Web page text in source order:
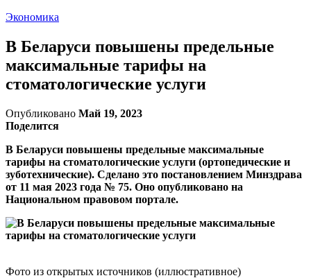
Экономика
В Беларуси повышены предельные
максимальные тарифы на
стоматологические услуги
Опубликовано Май 19, 2023
Поделится
В Беларуси повышены предельные максимальные
тарифы на стоматологические услуги (ортопедические и
зуботехнические). Сделано это постановлением Минздрава
от 11 мая 2023 года № 75. Оно опубликовано на
Национальном правовом портале.
Фото из открытых источников (иллюстративное)